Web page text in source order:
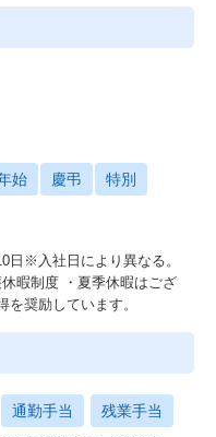
始 慶弔 特別
日※入社日により異なる。
暇制度 ・夏季休暇はござ
奨励しています。
通勤手当 残業手当